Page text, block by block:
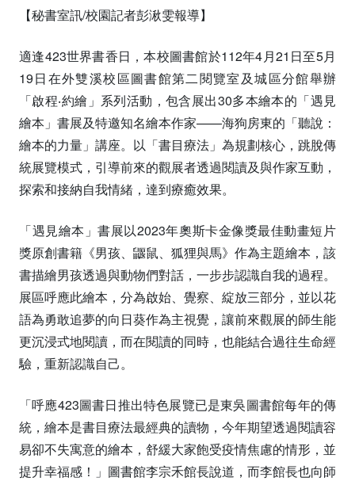
【秘書室訊/校園記者彭湫雯報導】
適逢423世界書香日，本校圖書館於112年4月21日至5月
19日在外雙溪校區圖書館第二閱覽室及城區分館舉辦
「啟程‧約繪」系列活動，包含展出30多本繪本的「遇見
繪本」書展及特邀知名繪本作家——海狗房東的「聽說：
繪本的力量」講座。以「書目療法」為規劃核心，跳脫傳
統展覽模式，引導前來的觀展者透過閱讀及與作家互動，
探索和接納自我情緒，達到療癒效果。
「遇見繪本」書展以2023年奧斯卡金像獎最佳動畫短片
獎原創書籍《男孩、鼴鼠、狐狸與馬》作為主題繪本，該
書描繪男孩透過與動物們對話，一步步認識自我的過程。
展區呼應此繪本，分為啟始、覺察、綻放三部分，並以花
語為勇敢追夢的向日葵作為主視覺，讓前來觀展的師生能
更沉浸式地閱讀，而在閱讀的同時，也能結合過往生命經
驗，重新認識自己。
「呼應423圖書日推出特色展覽已是東吳圖書館每年的傳
統，繪本是書目療法最經典的讀物，今年期望透過閱讀容
易卻不失寓意的繪本，舒緩大家飽受疫情焦慮的情形，並
提升幸福感！」圖書館李宗禾館長說道，而李館長也向師